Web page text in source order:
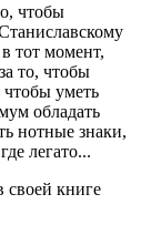
чтобы
тот момент,
то, чтобы
чтобы уметь
обладать
нотные знаки,
легато...
своей книге